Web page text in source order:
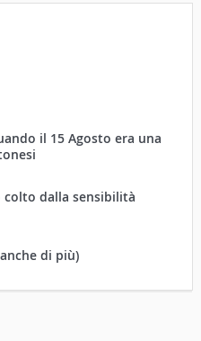
il 15 Agosto era una
dalla sensibilità
di più)